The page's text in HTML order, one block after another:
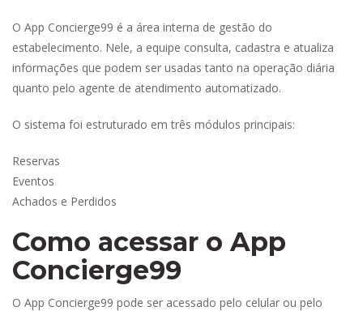
O App Concierge99 é a área interna de gestão do
estabelecimento. Nele, a equipe consulta, cadastra e atualiza
informações que podem ser usadas tanto na operação diária
quanto pelo agente de atendimento automatizado.
O sistema foi estruturado em três módulos principais:
Reserva
Evento
Achados e Perdido
Como acessar o App
Concierge99
O App Concierge99 pode ser acessado pelo celular ou pelo